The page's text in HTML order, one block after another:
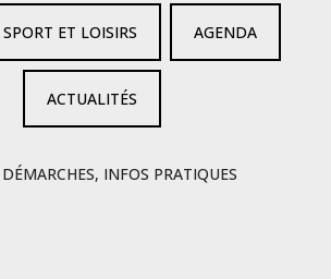
ET LOISIRS AGENDA
ACTUALITÉS
DÉMARCHES, INFOS PRATIQUES